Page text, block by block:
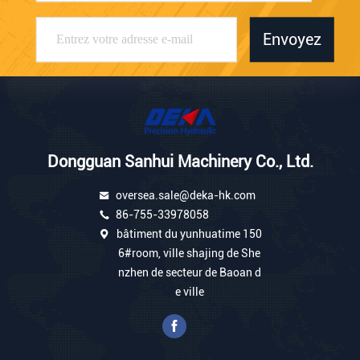
Envoyez
Dongguan Sanhui Machinery Co., Ltd.
oversea.sale@deka-hk.com
86-755-33978058
bâtiment du yunhuatime 150
6#room, ville shajing de She
nzhen de secteur de Baoan d
e ville